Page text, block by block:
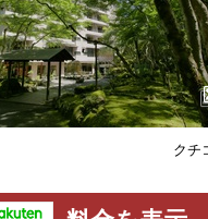
クチ